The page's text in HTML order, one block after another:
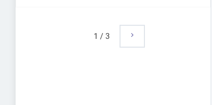
1 / 3